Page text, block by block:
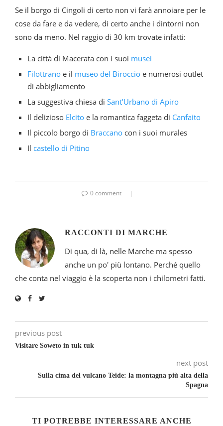
Se il borgo di Cingoli di certo non vi farà annoiare per le
cose da fare e da vedere, di certo anche i dintorni non
sono da meno. Nel raggio di 30 km trovate infatti:
La città di Macerata con i suoi musei
Filottrano e il museo del Biroccio e numerosi outlet
di abbigliamento
La suggestiva chiesa di Sant’Urbano di Apiro
Il delizioso Elcito e la romantica faggeta di Canfaito
Il piccolo borgo di Braccano con i suoi murales
Il castello di Pitino
0 comment
RACCONTI DI MARCHE
Di qua, di là, nelle Marche ma spesso
anche un po' più lontano. Perché quello
che conta nel viaggio è la scoperta non i chilometri fatti.
previous post
Visitare Soweto in tuk tuk
next post
Sulla cima del vulcano Teide: la montagna più alta della
Spagna
TI POTREBBE INTERESSARE ANCHE